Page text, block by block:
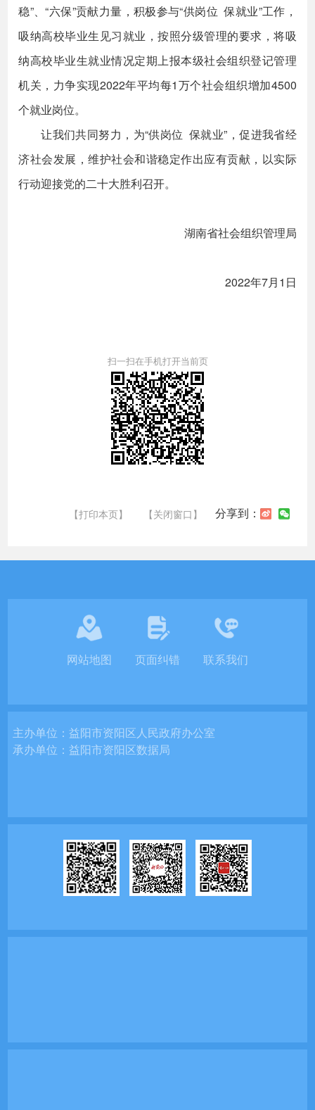
稳”、“六保”贡献力量，积极参与“供岗位 保就业”工作，
吸纳高校毕业生见习就业，按照分级管理的要求，将吸
纳高校毕业生就业情况定期上报本级社会组织登记管理
机关，力争实现2022年平均每1万个社会组织增加4500
个就业岗位。
让我们共同努力，为“供岗位 保就业”，促进我省经
济社会发展，维护社会和谐稳定作出应有贡献，以实际
行动迎接党的二十大胜利召开。
湖南省社会组织管理局
2022年7月1日
扫一扫在手机打开当前页
【打印本页】 【关闭窗口】 分享到：
网站地图 页面纠错 联系我们
主办单位：益阳市资阳区人民政府办公室
承办单位：益阳市资阳区数据局